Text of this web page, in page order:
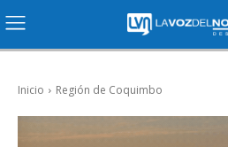
Inicio Región de Coquimbo